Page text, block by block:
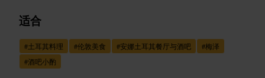
适合
#土耳其料理 #伦敦美食 #安娜土耳其餐厅与酒吧 #梅泽
#酒吧小酌